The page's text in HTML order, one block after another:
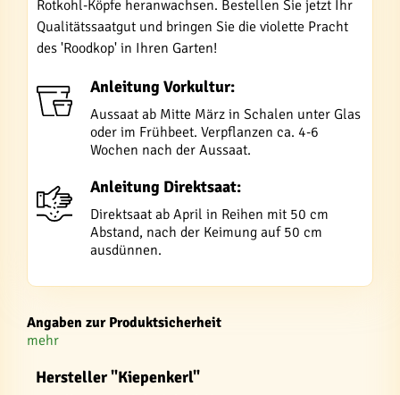
Rotkohl-Köpfe heranwachsen. Bestellen Sie jetzt Ihr
Qualitätssaatgut und bringen Sie die violette Pracht
des 'Roodkop' in Ihren Garten!
Anleitung Vorkultur:
Aussaat ab Mitte März in Schalen unter Glas
oder im Frühbeet. Verpflanzen ca. 4-6
Wochen nach der Aussaat.
Anleitung Direktsaat:
Direktsaat ab April in Reihen mit 50 cm
Abstand, nach der Keimung auf 50 cm
ausdünnen.
Angaben zur Produktsicherheit
mehr
Hersteller "Kiepenkerl"